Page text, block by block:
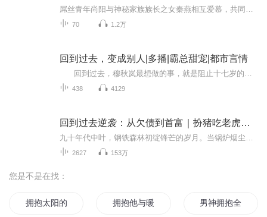
70 1.2万
回到过去，变成别人|多播|霸总甜宠|都市言情
438 4129
回到过去逆袭：从欠债到首富｜扮猪吃老虎｜暴富秘籍
2627 153万
您是不是在找：
拥抱太阳的后裔 拥抱他与暖阳 男神拥抱全世界